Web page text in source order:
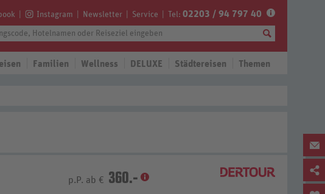
Instagram Newsletter Service Tel: 02203 / 94 797 40
Familien Wellness DELUXE Städtereisen Themen
p.P. ab € 360.-